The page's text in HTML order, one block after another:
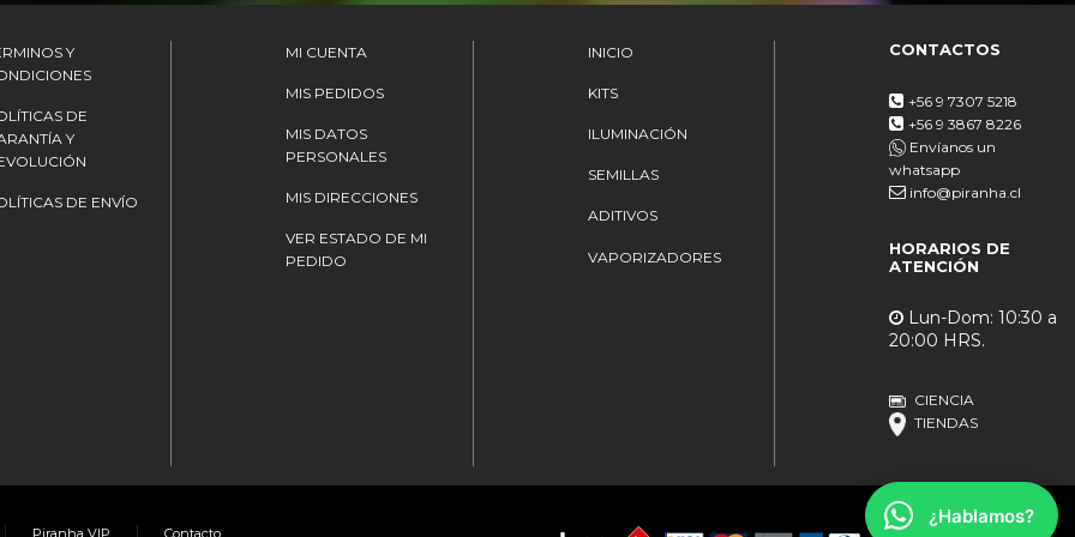
Y
DE
Y
DE ENVÍO
MI CUENTA
MIS PEDIDOS
MIS DATOS
PERSONALES
MIS DIRECCIONES
VER ESTADO DE MI
PEDIDO
INICIO
KITS
ILUMINACIÓN
SEMILLAS
ADITIVOS
VAPORIZADORES
CONTACTOS
+56 9 7307 5218
+56 9 3867 8226
Envíanos un
whatsapp
info@piranha.cl
HORARIOS DE
ATENCIÓN
Lun-Dom: 10:30 a
20:00 HRS.
CIENCIA
TIENDAS
¿Hablamos?